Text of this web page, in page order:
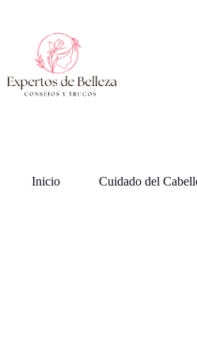
contenido
Inicio Cuidado del